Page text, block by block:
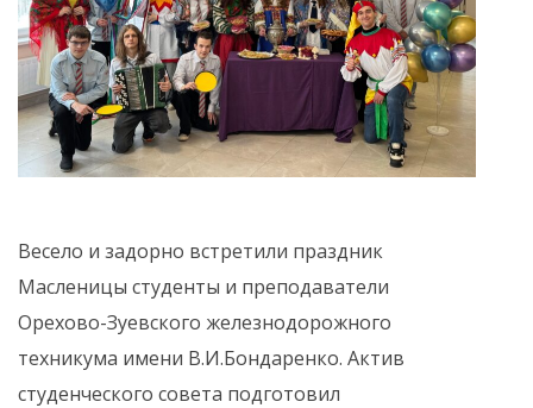
Весело и задорно встретили праздник
Масленицы студенты и преподаватели
Орехово-Зуевского железнодорожного
техникума имени В.И.Бондаренко. Актив
студенческого совета подготовил